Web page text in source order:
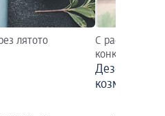
лятото
С растителни
конкретния
козметика